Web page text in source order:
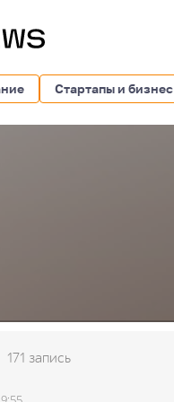
Стартапы и бизнес
171 запись